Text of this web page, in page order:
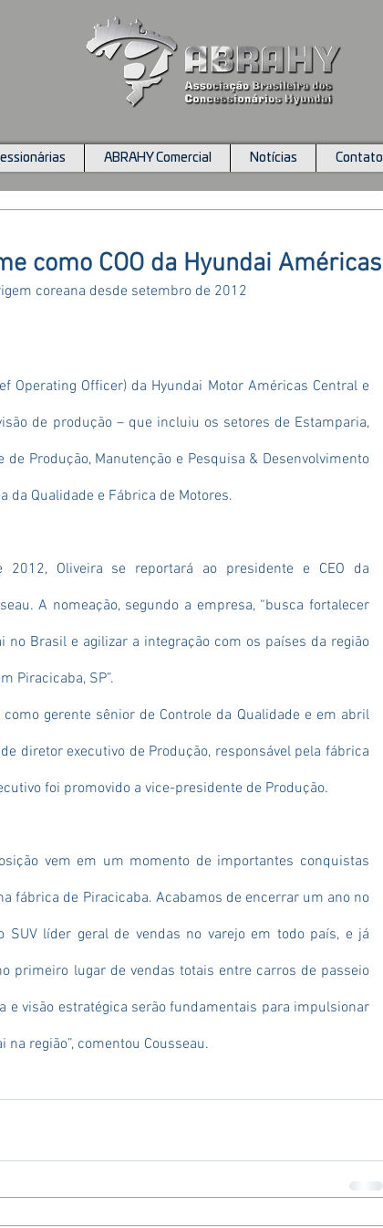
ABRAHY Comercial Notícias Contato
como COO da Hyundai Américas
coreana desde setembro de 2012
Operating Officer) da Hyundai Motor Américas Central e
de produção – que incluiu os setores de Estamparia,
de Produção, Manutenção e Pesquisa & Desenvolvimento
da Qualidade e Fábrica de Motores.
2012, Oliveira se reportará ao presidente e CEO da
A nomeação, segundo a empresa, “busca fortalecer
no Brasil e agilizar a integração com os países da região
Piracicaba, SP”.
como gerente sênior de Controle da Qualidade e em abril
diretor executivo de Produção, responsável pela fábrica
foi promovido a vice-presidente de Produção.
vem em um momento de importantes conquistas
fábrica de Piracicaba. Acabamos de encerrar um ano no
líder geral de vendas no varejo em todo país, e já
primeiro lugar de vendas totais entre carros de passeio
e visão estratégica serão fundamentais para impulsionar
região”, comentou Cousseau.